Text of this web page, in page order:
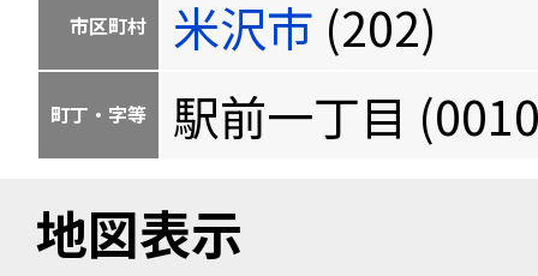
市区町村 米沢市 (202)
町丁・字等 駅前一丁目
地図表示